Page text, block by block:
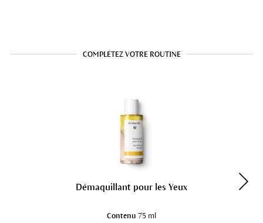
COMPLÉTEZ VOTRE ROUTINE
Démaquillant pour les Yeux
Contenu 75 ml